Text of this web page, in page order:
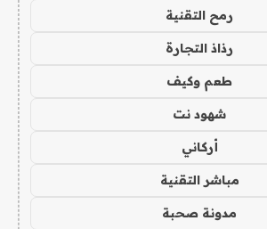
رمح التقنية
رذاذ التجارة
طعم وكيف
شهود نت
أركاني
مباشر التقنية
مدونة صحبة